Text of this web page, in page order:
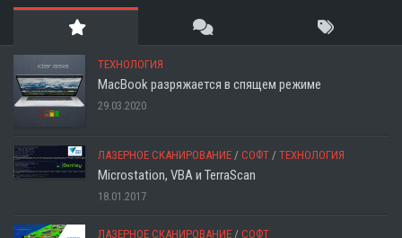
ТЕХНОЛОГИЯ
MacBook разряжается в спящем режиме
29.03.2020
ЛАЗЕРНОЕ СКАНИРОВАНИЕ / СОФТ / ТЕХНОЛОГИЯ
Microstation, VBA и TerraScan
18.01.2017
ЛАЗЕРНОЕ СКАНИРОВАНИЕ / СОФТ